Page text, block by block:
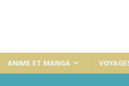
ANIME ET MANGA